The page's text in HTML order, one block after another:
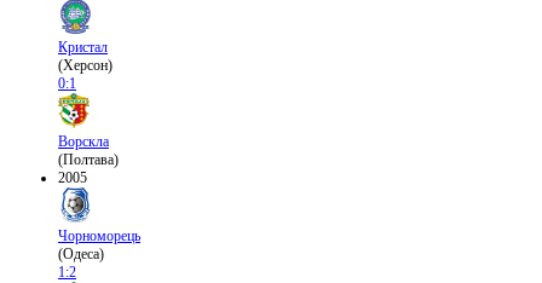
Кристал
(Херсон)
0:1
Ворскла
(Полтава)
2005
Чорноморець
(Одеса)
1:2